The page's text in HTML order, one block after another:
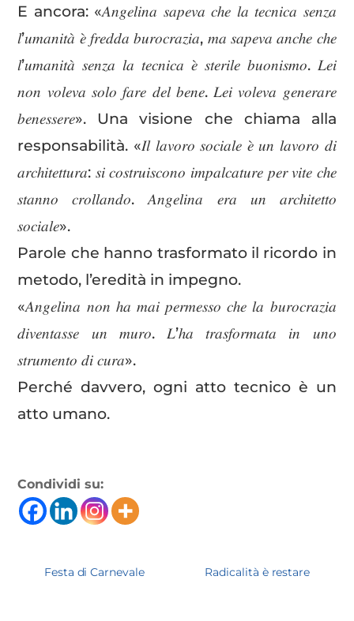
E ancora: «𝐴𝑛𝑔𝑒𝑙𝑖𝑛𝑎 𝑠𝑎𝑝𝑒𝑣𝑎 𝑐ℎ𝑒 𝑙𝑎 𝑡𝑒𝑐𝑛𝑖𝑐𝑎 𝑠𝑒𝑛𝑧𝑎
𝑙’𝑢𝑚𝑎𝑛𝑖𝑡𝑎̀ 𝑒̀ 𝑓𝑟𝑒𝑑𝑑𝑎 𝑏𝑢𝑟𝑜𝑐𝑟𝑎𝑧𝑖𝑎, 𝑚𝑎 𝑠𝑎𝑝𝑒𝑣𝑎 𝑎𝑛𝑐ℎ𝑒 𝑐ℎ𝑒
𝑙’𝑢𝑚𝑎𝑛𝑖𝑡𝑎̀ 𝑠𝑒𝑛𝑧𝑎 𝑙𝑎 𝑡𝑒𝑐𝑛𝑖𝑐𝑎 𝑒̀ 𝑠𝑡𝑒𝑟𝑖𝑙𝑒 𝑏𝑢𝑜𝑛𝑖𝑠𝑚𝑜. 𝐿𝑒𝑖
𝑛𝑜𝑛 𝑣𝑜𝑙𝑒𝑣𝑎 𝑠𝑜𝑙𝑜 𝑓𝑎𝑟𝑒 𝑑𝑒𝑙 𝑏𝑒𝑛𝑒. 𝐿𝑒𝑖 𝑣𝑜𝑙𝑒𝑣𝑎 𝑔𝑒𝑛𝑒𝑟𝑎𝑟𝑒
𝑏𝑒𝑛𝑒𝑠𝑠𝑒𝑟𝑒». Una visione che chiama alla
responsabilità. «𝐼𝑙 𝑙𝑎𝑣𝑜𝑟𝑜 𝑠𝑜𝑐𝑖𝑎𝑙𝑒 𝑒̀ 𝑢𝑛 𝑙𝑎𝑣𝑜𝑟𝑜 𝑑𝑖
𝑎𝑟𝑐ℎ𝑖𝑡𝑒𝑡𝑡𝑢𝑟𝑎: 𝑠𝑖 𝑐𝑜𝑠𝑡𝑟𝑢𝑖𝑠𝑐𝑜𝑛𝑜 𝑖𝑚𝑝𝑎𝑙𝑐𝑎𝑡𝑢𝑟𝑒 𝑝𝑒𝑟 𝑣𝑖𝑡𝑒 𝑐ℎ𝑒
𝑠𝑡𝑎𝑛𝑛𝑜 𝑐𝑟𝑜𝑙𝑙𝑎𝑛𝑑𝑜. 𝐴𝑛𝑔𝑒𝑙𝑖𝑛𝑎 𝑒𝑟𝑎 𝑢𝑛 𝑎𝑟𝑐ℎ𝑖𝑡𝑒𝑡𝑡𝑜
𝑠𝑜𝑐𝑖𝑎𝑙𝑒».
Parole che hanno trasformato il ricordo in
metodo, l’eredità in impegno.
«𝐴𝑛𝑔𝑒𝑙𝑖𝑛𝑎 𝑛𝑜𝑛 ℎ𝑎 𝑚𝑎𝑖 𝑝𝑒𝑟𝑚𝑒𝑠𝑠𝑜 𝑐ℎ𝑒 𝑙𝑎 𝑏𝑢𝑟𝑜𝑐𝑟𝑎𝑧𝑖𝑎
𝑑𝑖𝑣𝑒𝑛𝑡𝑎𝑠𝑠𝑒 𝑢𝑛 𝑚𝑢𝑟𝑜. 𝐿’ℎ𝑎 𝑡𝑟𝑎𝑠𝑓𝑜𝑟𝑚𝑎𝑡𝑎 𝑖𝑛 𝑢𝑛𝑜
𝑠𝑡𝑟𝑢𝑚𝑒𝑛𝑡𝑜 𝑑𝑖 𝑐𝑢𝑟𝑎».
Perché davvero, ogni atto tecnico è un
atto umano.
Condividi su:
Festa di Carnevale Radicalità è restare